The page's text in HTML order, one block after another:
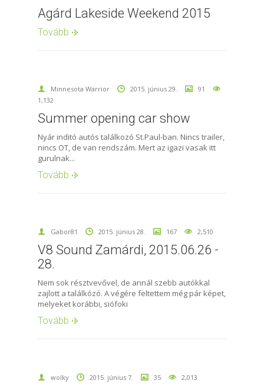
Agárd Lakeside Weekend 2015
Tovább
Minnesota Warrior 2015. június 29.
91
1,132
Summer opening car show
Nyár inditó autós találkozó St.Paul-ban. Nincs trailer,
nincs OT, de van rendszám. Mert az igazi vasak itt
gurulnak...
Tovább
Gabor81 2015. június 28. 167 2,510
V8 Sound Zamárdi, 2015.06.26 -
28.
Nem sok résztvevővel, de annál szebb autókkal
zajlott a találkózó. A végére feltettem még pár képet,
melyeket korábbi, siófoki
Tovább
wolky 2015. június 7. 35 2,013